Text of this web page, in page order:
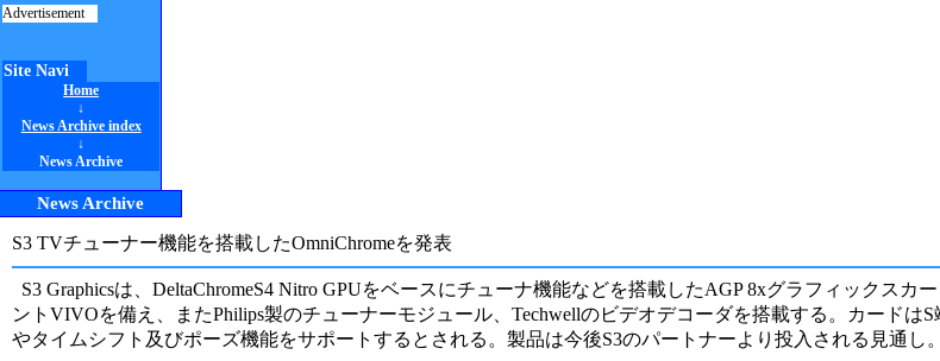
Advertisement
Site Navi
Home
↓
News Archive index
↓
News Archive
News Archive
S3 TVチューナー機能を搭載したOmniChromeを発表
S3 Graphicsは、DeltaChromeS4 Nitro GPUをベースにチューナ機能などを搭載したAGP 8xグラフィックス
ントVIVOを備え、またPhilips製のチューナーモジュール、Techwellのビデオデコーダを搭載する。カード
やタイムシフト及びポーズ機能をサポートするとされる。製品は今後S3のパートナーより投入される見通し。